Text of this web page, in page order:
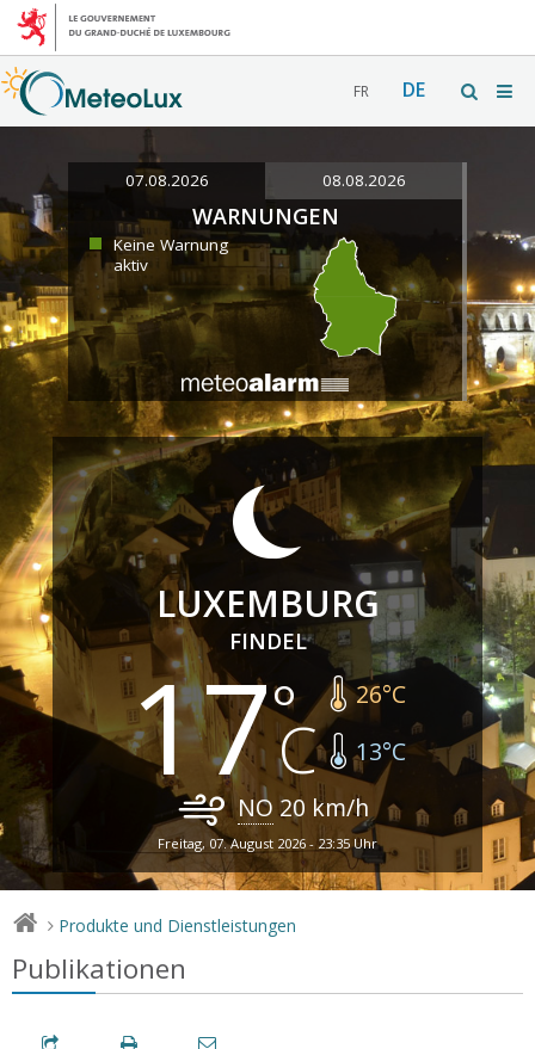
FR DE
07.08.2026 08.08.2026
WARNUNGEN
Keine Warnung
aktiv
LUXEMBURG
FINDEL
17 26°C
13°C
NO 20 km/h
Freitag, 07. August 2026 - 23:35 Uhr
> Produkte und Dienstleistungen
Publikationen